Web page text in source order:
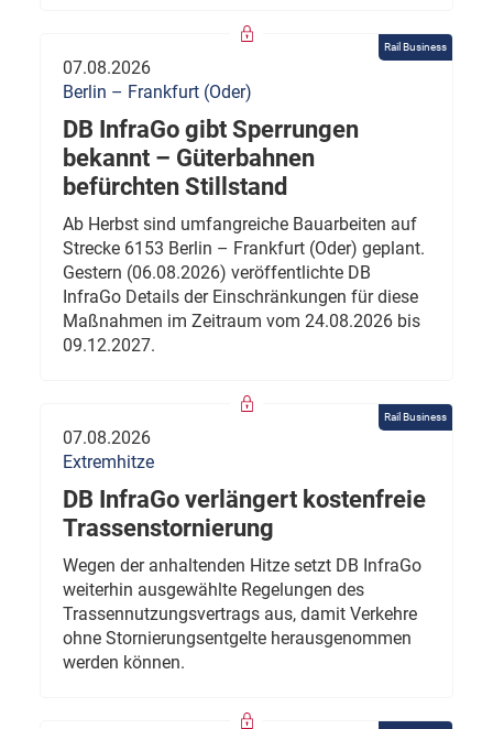
Rail Business
07.08.2026
Berlin – Frankfurt (Oder)
DB InfraGo gibt Sperrungen
bekannt – Güterbahnen
befürchten Stillstand
Ab Herbst sind umfangreiche Bauarbeiten auf
Strecke 6153 Berlin – Frankfurt (Oder) geplant.
Gestern (06.08.2026) veröffentlichte DB
InfraGo Details der Einschränkungen für diese
Maßnahmen im Zeitraum vom 24.08.2026 bis
09.12.2027.
Rail Business
07.08.2026
Extremhitze
DB InfraGo verlängert kostenfreie
Trassenstornierung
Wegen der anhaltenden Hitze setzt DB InfraGo
weiterhin ausgewählte Regelungen des
Trassennutzungsvertrags aus, damit Verkehre
ohne Stornierungsentgelte herausgenommen
werden können.